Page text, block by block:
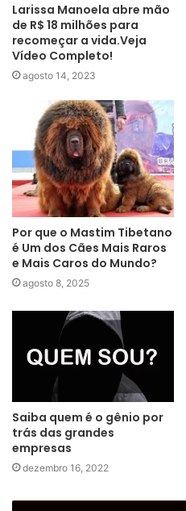
Larissa Manoela abre mão
de R$ 18 milhões para
recomeçar a vida.Veja
Vídeo Completo!
agosto 14, 2023
Por que o Mastim Tibetano
é Um dos Cães Mais Raros
e Mais Caros do Mundo?
agosto 8, 2025
Saiba quem é o gênio por
trás das grandes
empresas
dezembro 16, 2022